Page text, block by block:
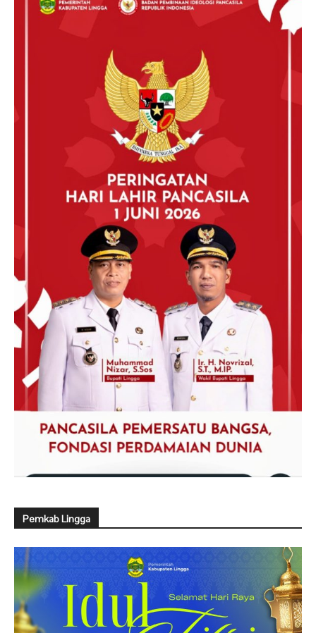
Pemkab Lingga